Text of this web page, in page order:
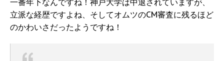
一番年下なんですね！神戸大学は中退されていますが、
立派な経歴ですよね、そしてオムツのCM審査に残るほど
のかわいさだったようですね！